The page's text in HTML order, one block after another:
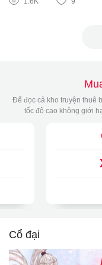
Để đọc cả kho truyện thuê
tốc độ cao không giới
Cổ đại